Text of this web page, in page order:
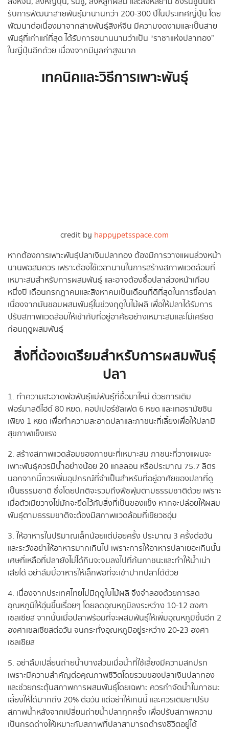
รับการพัฒนาสายพันธุ์มานานกว่า 200-300 ปีในประเทศญี่ปุ่น โดย
พัฒนาต่อเนื่องมาจากสายพันธุ์สิงห์จีน มีความงดงามและเป็นสาย
พันธุ์ที่เก่าแก่ที่สุด ได้รับการขนานนามว่าเป็น “ราชาแห่งปลาทอง”
ในญี่ปุ่นอีกด้วย เนื่องจากมีมูลค่าสูงมาก
เทคนิคและวิธีการเพาะพันธุ์
credit by happypetsspace.com
หากต้องการเพาะพันธุ์ปลาเงินปลาทอง ต้องมีการวางแผนล่วงหน้า
นานพอสมควร เพราะต้องใช้เวลานานในการสร้างสภาพแวดล้อมที่
เหมาะสมสำหรับการผสมพันธุ์ และอาจต้องซื้อปลาล่วงหน้าเกือบ
หนึ่งปี เดือนกรกฎาคมและสิงหาคมเป็นเดือนที่ดีที่สุดในการซื้อปลา
เนื่องจากมันชอบผสมพันธุ์ในช่วงฤดูใบไม้ผลิ เพื่อให้ปลาได้รับการ
ปรับสภาพแวดล้อมให้เข้ากับที่อยู่อาศัยอย่างเหมาะสมและไม่เครียด
ก่อนฤดูผสมพันธุ์
สิ่งที่ต้องเตรียมสำหรับการผสมพันธุ์
ปลา
1. ทำความสะอาดพ่อพันธุ์แม่พันธุ์ที่ซื้อมาใหม่ ด้วยการเติม
ฟอร์มาลดีไฮด์ 80 หยด, คอปเปอร์ซัลเฟต 6 หยด และเทอรามัยซิน
เพียง 1 หยด เพื่อทำความสะอาดปลาและภาชนะที่เลี้ยงเพื่อให้ปลามี
สุขภาพแข็งแรง
2. สร้างสภาพแวดล้อมของภาชนะที่เหมาะสม ภาชนะที่วางแผนจะ
เพาะพันธุ์ควรมีน้ำอย่างน้อย 20 แกลลอน หรือประมาณ 75.7 ลิตร
นอกจากนี้ควรเพิ่มอุปกรณ์ที่จำเป็นสำหรับที่อยู่อาศัยของปลาที่ดู
เป็นธรรมชาติ ซึ่งโดยปกติจะรวมถึงพืชพุ่มตามธรรมชาติด้วย เพราะ
เมื่อตัวเมียวางไข่มักจะยึดไว้กับสิ่งที่เป็นของแข็ง หากจะปล่อยให้ผสม
พันธุ์ตามธรรมชาติจะต้องมีสภาพแวดล้อมที่เขียวชอุ่ม
3. ให้อาหารในปริมาณเล็กน้อยแต่บ่อยครั้ง ประมาณ 3 ครั้งต่อวัน
และระวังอย่าให้อาหารมากเกินไป เพราะการให้อาหารปลาเยอะเกินนั้น
เศษที่เหลือที่ปลายังไม่ได้กินจะจมลงไปที่ก้นภาชนะและทำให้น้ำเน่า
เสียได้ อย่าลืมบี้อาหารให้เล็กพอที่จะเข้าปากปลาได้ด้วย
4. เนื่องจากประเทศไทยไม่มีฤดูใบไม้ผลิ จึงจำลองด้วยการลด
อุณหภูมิให้อุ่นขึ้นเรื่อยๆ โดยลดอุณหภูมิลงระหว่าง 10-12 องศา
เซลเซียส จากนั้นเมื่อปลาพร้อมที่จะผสมพันธุ์ให้เพิ่มอุณหภูมิขึ้นอีก 2
องศาเซลเซียสต่อวัน จนกระทั่งอุณหภูมิอยู่ระหว่าง 20-23 องศา
เซลเซียส
5. อย่าลืมเปลี่ยนถ่ายน้ำบางส่วนเมื่อน้ำที่ใช้เลี้ยงมีความสกปรก
เพราะมีความสำคัญต่อคุณภาพชีวิตโดยรวมของปลาเงินปลาทอง
และช่วยกระตุ้นสภาพการผสมพันธุ์โดยเฉพาะ ควรกำจัดน้ำในภาชนะ
เลี้ยงให้ได้มากถึง 20% ต่อวัน แต่อย่าให้เกินนี้ และควรเติมยาปรับ
สภาพน้ำหลังจากเปลี่ยนถ่ายน้ำปลาทุกครั้ง เพื่อปรับสภาพความ
เป็นกรดด่างให้เหมาะกับสภาพที่ปลาสามารถดำรงชีวิตอยู่ได้